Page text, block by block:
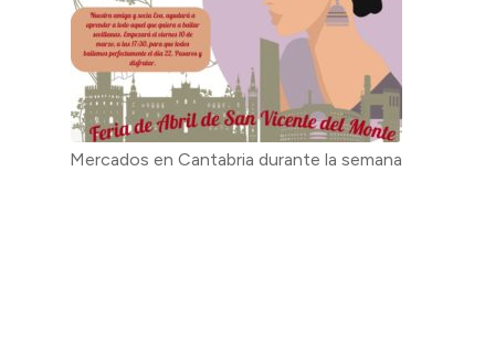
Mercados en Cantabria durante la semana